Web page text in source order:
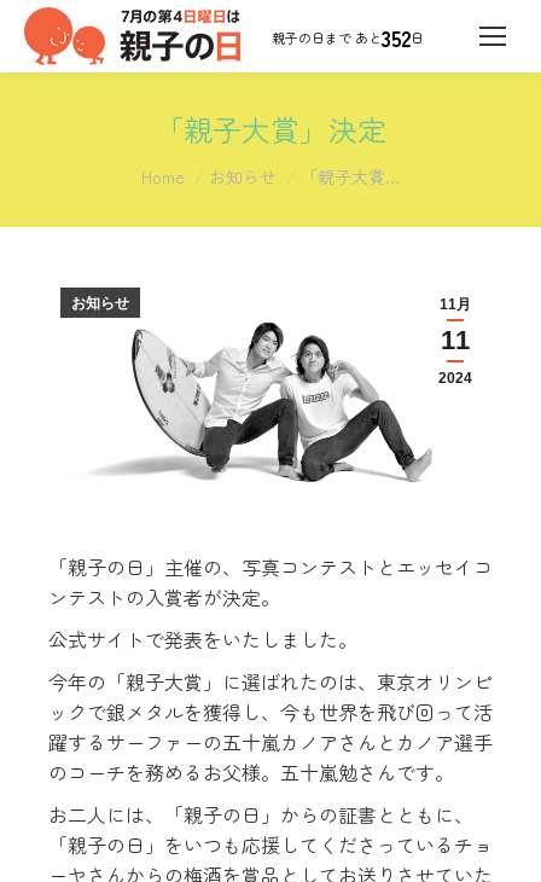
352日
「親子大賞」決定
You are here:
Home お知らせ 「親子大賞…
11月
11
2024
お知らせ
「親子の日」主催の、 写真コンテストとエッセイコ
ンテストの入賞者が決定。
公式サイトで発表をいたしました。
今年の「親子大賞」に選ばれたのは、東京オリンピ
ックで銀メタルを獲得し、 今も世界を飛び回って活
躍するサーファーの五十嵐カノアさんとカ ノア選手
のコーチを務めるお父様。五十嵐勉さんです。
お二人には、「親子の日」からの証書とともに、
「親子の日」 をいつも応援してくださっているチョ
ーヤさんからの梅酒を賞品と してお送りさせていた